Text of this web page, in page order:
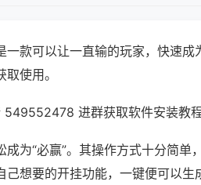
款可以让一直输的玩家，快速成
使用。
549552478 进群获取软件安装教
为“必赢”。其操作方式十分简单
己想要的开挂功能，一键便可以